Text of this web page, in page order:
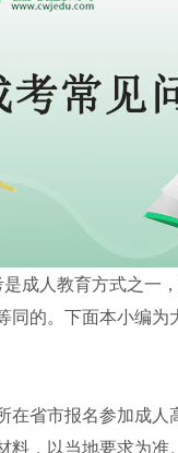
成人教育方式之一
同的。下面本小编
在省市报名参加成
，以当地要求为准。